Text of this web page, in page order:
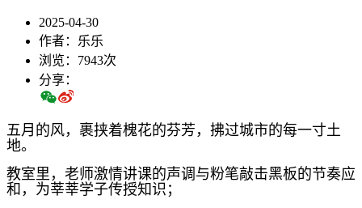
2025-04-30
作者：乐乐
浏览：7943次
分享：
五月的风，裹挟着槐花的芬芳，拂过城市的每一寸土
地。
教室里，老师激情讲课的声调与粉笔敲击黑板的节奏应
和，为莘莘学子传授知识；